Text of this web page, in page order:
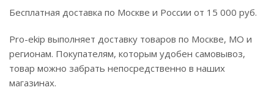
Бесплатная доставка по Москве и России от 15 000 руб.
Pro-ekip выполняет доставку товаров по Москве, МО и
регионам. Покупателям, которым удобен самовывоз,
товар можно забрать непосредственно в наших
магазинах.